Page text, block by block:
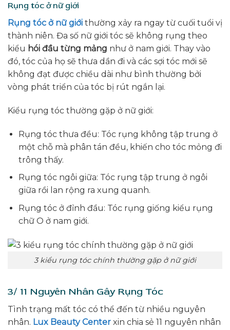
Rụng tóc ở nữ giới
Rụng tóc ở nữ giới thường xảy ra ngay từ cuối tuổi vị
thành niên. Đa số nữ giới tóc sẽ không rụng theo
kiểu hói đầu từng mảng như ở nam giới. Thay vào
đó, tóc của họ sẽ thưa dần đi và các sợi tóc mới sẽ
không đạt được chiều dài như bình thường bởi
vòng phát triển của tóc bị rút ngắn lại.
Kiểu rụng tóc thường gặp ở nữ giới:
Rụng tóc thưa đều: Tóc rụng không tập trung ở
một chỗ mà phân tán đều, khiến cho tóc mỏng đi
trông thấy.
Rụng tóc ngôi giữa: Tóc rụng tập trung ở ngôi
giữa rồi lan rộng ra xung quanh.
Rụng tóc ở đỉnh đầu: Tóc rụng giống kiểu rụng
chữ O ở nam giới.
3 kiểu rụng tóc chính thường gặp ở nữ giới
3/ 11 Nguyên Nhân Gây Rụng Tóc
Tình trạng mất tóc có thể đến từ nhiều nguyên
nhân. Lux Beauty Center xin chia sẻ 11 nguyên nhân